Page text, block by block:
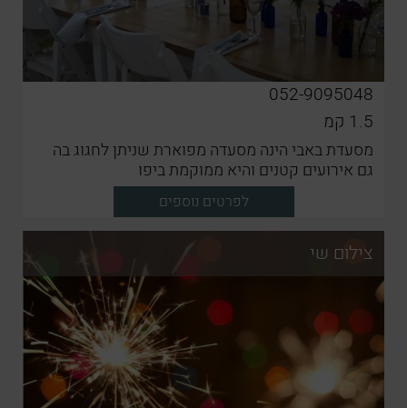
052-9095048
1.5 קמ
מסעדת באבי הינה מסעדה מפוארת שניתן לחגוג בה
גם אירועים קטנים והיא ממוקמת ביפו
לפרטים נוספים
צילום שי